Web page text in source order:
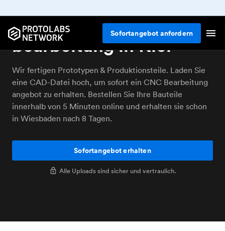
Sofortangebot anfordern
Online CNC
bearbeitung in Kiel
Wir fertigen Prototypen & Produktionsteile. Laden Sie
eine CAD-Datei hoch, um sofort ein CNC Bearbeitung
angebot zu erhalten. Bestellen Sie Ihre Bauteile
innerhalb von 5 Minuten online und erhalten sie schon
in Wiesbaden nach 8 Tagen.
Sofortangebot erhalten
Alle Uploads sind sicher und vertraulich.